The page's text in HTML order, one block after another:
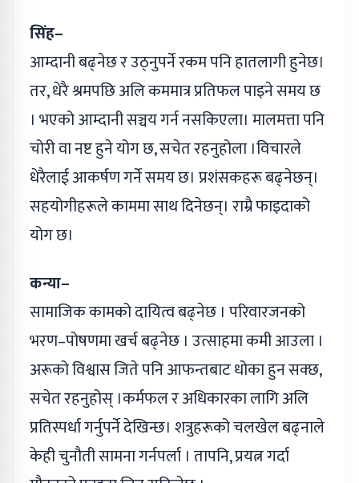
सिंह–
आम्दानी बढ्नेछ र उठ्नुपर्ने रकम पनि हातलागी हुनेछ।
तर, धेरै श्रमपछि अलि कममात्र प्रतिफल पाइने समय छ
। भएको आम्दानी सञ्चय गर्न नसकिएला। मालमत्ता पनि
चोरी वा नष्ट हुने योग छ, सचेत रहनुहोला ।विचारले
धेरैलाई आकर्षण गर्ने समय छ। प्रशंसकहरू बढ्नेछन्।
सहयोगीहरूले काममा साथ दिनेछन्। राम्रै फाइदाको
योग छ।
कन्या–
सामाजिक कामको दायित्व बढ्नेछ । परिवारजनको
भरण–पोषणमा खर्च बढ्नेछ । उत्साहमा कमी आउला ।
अरूको विश्वास जिते पनि आफन्तबाट धोका हुन सक्छ,
सचेत रहनुहोस् ।कर्मफल र अधिकारका लागि अलि
प्रतिस्पर्धा गर्नुपर्ने देखिन्छ। शत्रुहरूको चलखेल बढ्नाले
केही चुनौती सामना गर्नपर्ला । तापनि, प्रयत्न गर्दा